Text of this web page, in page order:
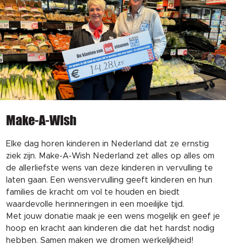
Make-A-Wish
Elke dag horen kinderen in Nederland dat ze ernstig
ziek zijn. Make-A-Wish Nederland zet alles op alles om
de allerliefste wens van deze kinderen in vervulling te
laten gaan. Een wensvervulling geeft kinderen en hun
families de kracht om vol te houden en biedt
waardevolle herinneringen in een moeilijke tijd.
Met jouw donatie maak je een wens mogelijk en geef je
hoop en kracht aan kinderen die dat het hardst nodig
hebben. Samen maken we dromen werkelijkheid!